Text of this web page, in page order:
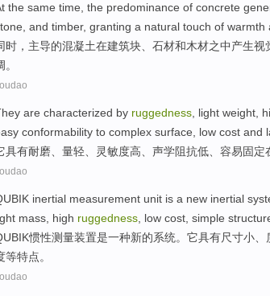
the same time, the predominance of concrete
, and timber, granting a natural touch of warmth
时 ， 主导的混凝土在建筑块、 石材和木材之中产生视
。
are characterized by ruggedness light weight
conformability to complex surface low cost and
具有耐磨、量轻 、灵敏度高 声学阻抗低 容易固定
inertial measurement unit is a new inertial
mass , high ruggedness low cost simple
惯性测量装置是一种新的系统。 它具有尺寸小
等特点。